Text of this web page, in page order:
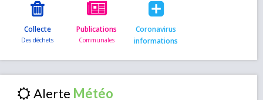
Collecte Publications
Coronavirus
informations
Alerte